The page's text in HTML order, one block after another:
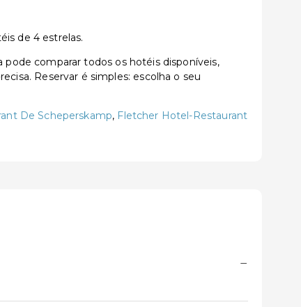
de 4 estrelas.
comparar todos os hotéis disponíveis,
Reservar é simples: escolha o seu
De Scheperskamp, Fletcher Hotel-Restaurant
−